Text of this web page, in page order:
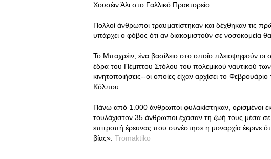
Χουσέιν Άλι στο Γαλλικό Πρακτορείο.
Πολλοί άνθρωποι τραυματίστηκαν και δέχθηκαν τις
υπάρχει ο φόβος ότι αν διακομιστούν σε
Το Μπαχρέιν, ένα βασίλειο στο οποίο πλειοψηφούν οι
έδρα του Πέμπτου Στόλου του πολεμικού ναυτικού των
κινητοποιήσεις--οι οποίες είχαν αρχίσει το
Κόλπου.
Πάνω από 1.000 άνθρωποι φυλακίστηκαν, ορισμένοι
τουλάχιστον 35 άνθρωποι έχασαν τη ζωή τους μέσα
επιτροπή έρευνας που συνέστησε η μοναρχία έκρινε
βίας». Tromaktiko